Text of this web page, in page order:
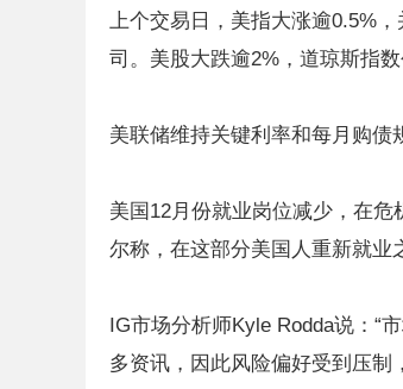
上个交易日，美指大涨逾0.5%
司。美股大跌逾2%，道琼斯指
美联储维持关键利率和每月购债
美国12月份就业岗位减少，在
尔称，在这部分美国人重新就业
IG市场分析师Kyle Rodda说：“
多资讯，因此风险偏好受到压制